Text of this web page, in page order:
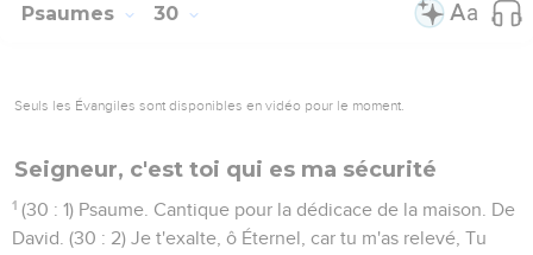
Psaumes 30
Seuls les Évangiles sont disponibles en vidéo pour le moment.
Seigneur, c'est toi qui es ma sécurité
1 (30 : 1) Psaume. Cantique pour la dédicace de la maison. De
David. (30 : 2) Je t'exalte, ô Éternel, car tu m'as relevé, Tu